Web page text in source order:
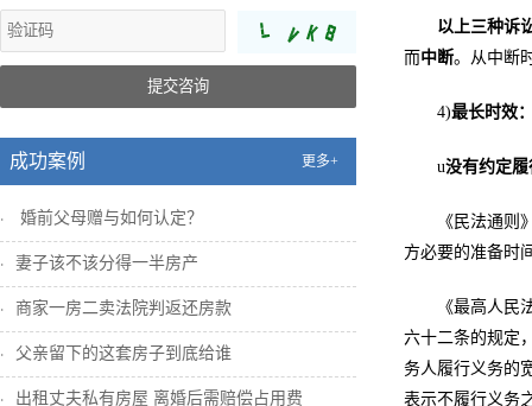
提交咨询
成功案例 更多+
婚前父母赠与如何认定？
妻子该不该分得一半房产
商家一房二卖法院判返还房款
父亲留下的这套房子到底给谁
出租丈夫私有房屋 离婚后需赔偿占用费
以上三种诉
而中断。从中断
4)最长时效
u没有约定
《民法通则
方必要的准备时
《最高人
六十二条的规定
务人履行义务的
表示不履行义务